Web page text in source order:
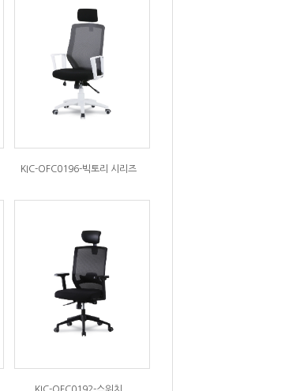
KIC-OFC0196-빅토리 시리즈